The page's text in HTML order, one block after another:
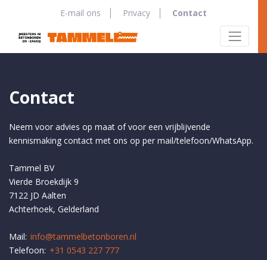
E-mail ons Privacy Contact
Contact
Neem voor advies op maat of voor een vrijblijvende
kennismaking contact met ons op per mail/telefoon/WhatsApp.
Tammel BV
Vierde Broekdijk 9
7122 JD Aalten
Achterhoek, Gelderland
Mail: info@tammelbetonboren.nl
Telefoon: +31 0543 227 777